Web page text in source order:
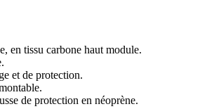
en tissu carbone haut module.
et de protection.
de protection en néoprène.